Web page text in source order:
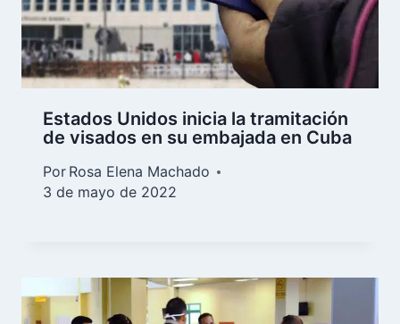
Estados Unidos inicia la tramitación
de visados en su embajada en Cuba
Por Rosa Elena Machado
3 de mayo de 2022